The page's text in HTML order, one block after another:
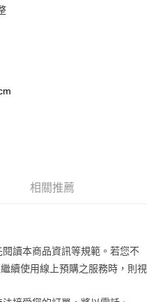
達大哥付你分期系統評分，恕無
期」於每月結算日後寄送繳費提
條碼／台灣大直營門市／銀行轉
費。
（以下簡稱本公司）所提供，讓
確認、核對及更正。
儲值。
，將跳轉至「AFTEE先享後付」
訊。
訊中的連結，可透過四大超商／
視為交易完成。
，但若您需要取消訂單，請聯絡
疑問，請聯繫「AFTEE先享後付
support/home
AFTEE先享後付」服務完成之交
，並將交易相關給付款項請求債
網址：
或監護人之同意方可使用
問
相關推薦
讀本商品資訊等規範。若您不
續使用線上預購之服務時，則視